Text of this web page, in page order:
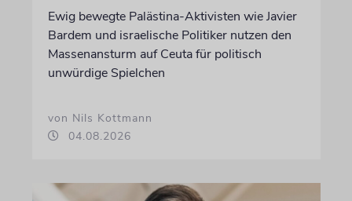
Ewig bewegte Palästina-Aktivisten wie Javier
Bardem und israelische Politiker nutzen den
Massenansturm auf Ceuta für politisch
unwürdige Spielchen
von Nils Kottmann
04.08.2026